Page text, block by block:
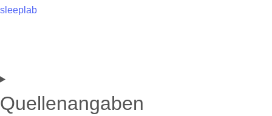
sleeplab
Quellenangaben